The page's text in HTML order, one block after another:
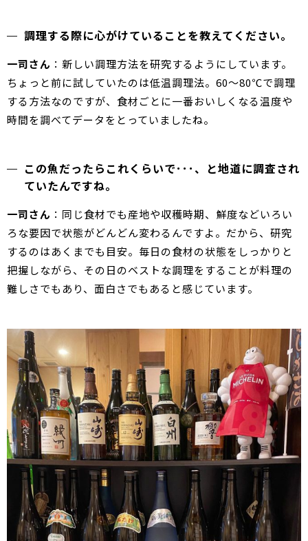
調理する際に心がけていることを教えてください。
一司さん ：新しい調理方法を研究するようにしています。
ちょっと前に試していたのは低温調理法。60～80℃で調理
する方法なのですが、食材ごとに一番おいしくなる温度や
時間を調べてデータをとっていましたね。
この魚だったらこれくらいで･･･、と地道に調査され
ていたんですね。
一司さん ：同じ食材でも産地や収穫時期、鮮度などいろい
ろな要因で状態がどんどん変わるんですよ。だから、研究
するのはあくまでも目安。毎日の食材の状態をしっかりと
把握しながら、その日のベストな調理をすることが料理の
難しさでもあり、面白さでもあると感じています。